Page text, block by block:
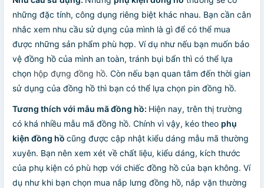
những đặc tính, công dụng riêng biệt khác nhau. Bạn cần cân
nhắc xem nhu cầu sử dụng của mình là gì để có thể mua
được những sản phẩm phù hợp. Ví dụ như nếu bạn muốn bảo
vệ đồng hồ của mình an toàn, tránh bụi bẩn thì có thể lựa
chọn hộp đựng đồng hồ. Còn nếu bạn quan tâm đến thời gian
sử dụng của đồng hồ thì bạn có thể lựa chọn pin đồng hồ.
Tương thích với mẫu mã đồng hồ: Hiện nay, trên thị trường
có khá nhiều mẫu mã đồng hồ. Chính vì vậy, kéo theo phụ
kiện đồng hồ cũng được cập nhật kiểu dáng mẫu mã thường
xuyên. Bạn nên xem xét về chất liệu, kiểu dáng, kích thước
của phụ kiện có phù hợp với chiếc đồng hồ của bạn không. Ví
dụ như khi bạn chọn mua nắp lưng đồng hồ, nắp vặn thường